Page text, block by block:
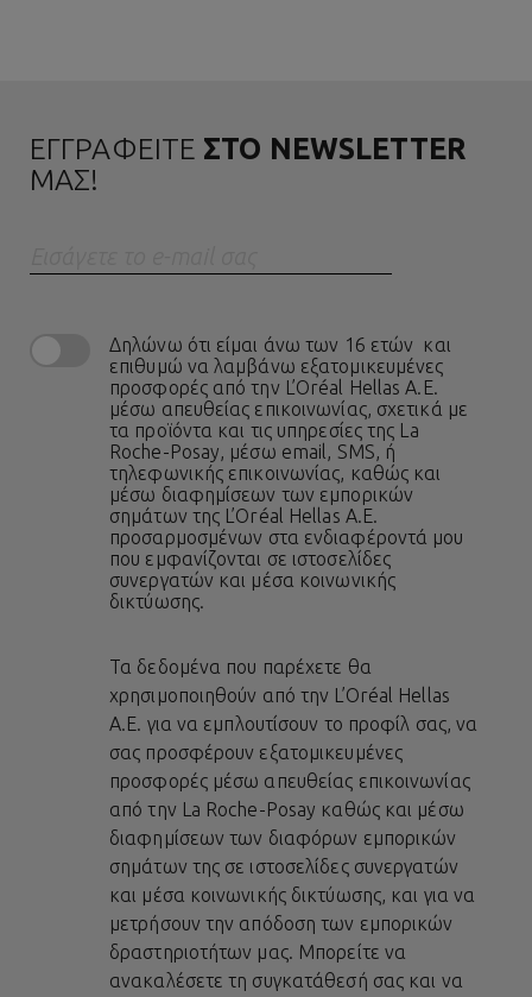
ΕΓΓΡΑΦΕΙΤΕ ΣΤΟ NEWSLETTER
ΜΑΣ!
Δηλώνω ότι είμαι άνω των 16 ετών και
επιθυμώ να λαμβάνω εξατομικευμένες
προσφορές από την L’Oréal Hellas A.E.
μέσω απευθείας επικοινωνίας, σχετικά με
τα προϊόντα και τις υπηρεσίες της La
Roche-Posay, μέσω email, SMS, ή
τηλεφωνικής επικοινωνίας, καθώς και
μέσω διαφημίσεων των εμπορικών
σημάτων της L’Oréal Hellas A.E.
προσαρμοσμένων στα ενδιαφέροντά μου
που εμφανίζονται σε ιστοσελίδες
συνεργατών και μέσα κοινωνικής
δικτύωσης.
Τα δεδομένα που παρέχετε θα
χρησιμοποιηθούν από την L’Oréal Hellas
A.E. για να εμπλουτίσουν το προφίλ σας, να
σας προσφέρουν εξατομικευμένες
προσφορές μέσω απευθείας επικοινωνίας
από την La Roche-Posay καθώς και μέσω
διαφημίσεων των διαφόρων εμπορικών
σημάτων της σε ιστοσελίδες συνεργατών
και μέσα κοινωνικής δικτύωσης, και για να
μετρήσουν την απόδοση των εμπορικών
δραστηριοτήτων μας. Μπορείτε να
ανακαλέσετε τη συγκατάθεσή σας και να